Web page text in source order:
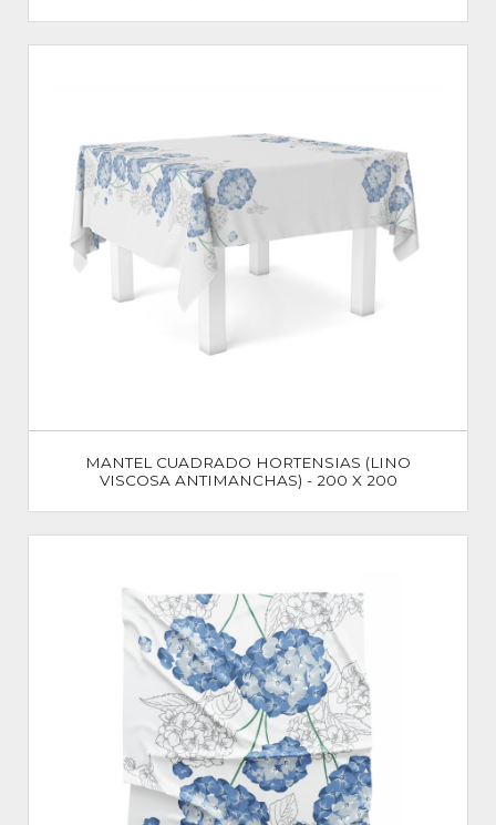
MANTEL CUADRADO HORTENSIAS (LINO
VISCOSA ANTIMANCHAS) - 200 X 200